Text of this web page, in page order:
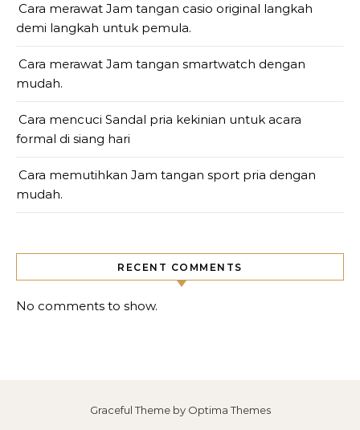
Cara merawat Jam tangan casio original langkah
demi langkah untuk pemula.
Cara merawat Jam tangan smartwatch dengan
mudah.
Cara mencuci Sandal pria kekinian untuk acara
formal di siang hari
Cara memutihkan Jam tangan sport pria dengan
mudah.
RECENT COMMENTS
No comments to show.
Graceful Theme by Optima Themes